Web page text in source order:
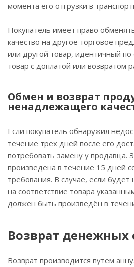
момента его отгрузки в
Покупатель имеет право
качество на другое торговое
или другой товар, идентичный
товар с доплатой или возвратом
Обмен и возврат
ненадлежащего
Если покупатель обнаружил
течение трех дней после его
потребовать замену у продавца.
произведена в течение 15 дней
требования. В случае, если будет
на соответствие товара
должен быть произведён в
Возврат денежных
Возврат производится путем